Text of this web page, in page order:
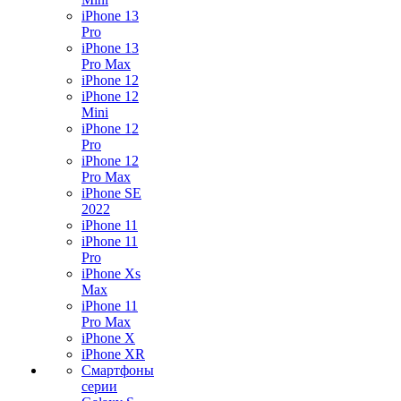
iPhone 13
Pro
iPhone 13
Pro Max
iPhone 12
iPhone 12
Mini
iPhone 12
Pro
iPhone 12
Pro Max
iPhone SE
2022
iPhone 11
iPhone 11
Pro
iPhone Xs
Max
iPhone 11
Pro Max
iPhone X
iPhone XR
Смартфоны
серии